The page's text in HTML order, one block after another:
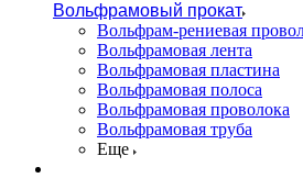
Вольфрамовый прокат
Вольфрам-рениевая
Вольфрамовая лента
Вольфрамовая пластина
Вольфрамовая полоса
Вольфрамовая проволока
Вольфрамовая труба
Еще